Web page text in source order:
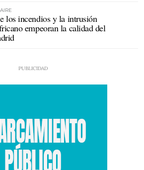
los incendios y la intrusión
empeoran la calidad del